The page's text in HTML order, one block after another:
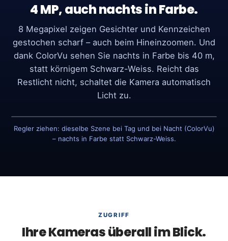
4 MP, auch nachts in Farbe.
8 Megapixel zeigen Gesichter und Kennzeichen
gestochen scharf – auch beim Hineinzoomen. Und
dank ColorVu sehen Sie nachts in Farbe bis 40 m,
statt körnigem Schwarz-Weiss. Reicht das
Restlicht nicht, schaltet die Kamera automatisch
Licht zu.
TAG NACHT · COLORVU
Regler ziehen: dieselbe Szene bei Tag und bei Nacht (ColorVu)
– nachts in Farbe statt Schwarz-Weiss.
ZUGRIFF
Ihre Kameras überall im Blick.